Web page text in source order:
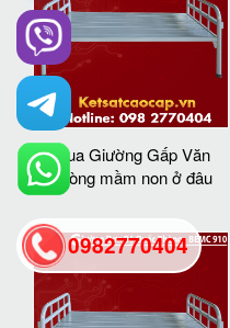
mua Giường Gấp Văn
Phòng mầm non ở đâu
0982770404